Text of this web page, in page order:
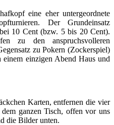
eine eher untergeordnete
Der Grundeinsatz
10 Cent (bzw. 5 bis 20 Cent).
zu den anspruchsvolleren
zu Pokern (Zockerspiel)
einzigen Abend Haus und
Karten, entfernen die vier
ganzen Tisch, offen vor uns
die Bilder unten.